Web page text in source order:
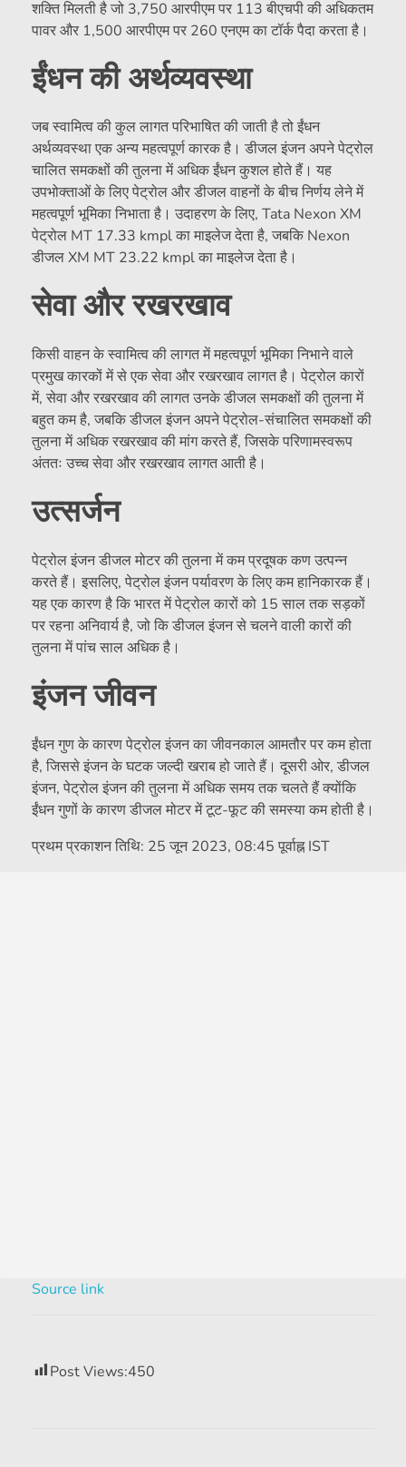
शक्ति मिलती है जो 3,750 आरपीएम पर 113 बीएचपी की अधिकतम
पावर और 1,500 आरपीएम पर 260 एनएम का टॉर्क पैदा करता है।
ईंधन की अर्थव्यवस्था
जब स्वामित्व की कुल लागत परिभाषित की जाती है तो ईंधन
अर्थव्यवस्था एक अन्य महत्वपूर्ण कारक है। डीजल इंजन अपने पेट्रोल
चालित समकक्षों की तुलना में अधिक ईंधन कुशल होते हैं। यह
उपभोक्ताओं के लिए पेट्रोल और डीजल वाहनों के बीच निर्णय लेने में
महत्वपूर्ण भूमिका निभाता है। उदाहरण के लिए, Tata Nexon XM
पेट्रोल MT 17.33 kmpl का माइलेज देता है, जबकि Nexon
डीजल XM MT 23.22 kmpl का माइलेज देता है।
सेवा और रखरखाव
किसी वाहन के स्वामित्व की लागत में महत्वपूर्ण भूमिका निभाने वाले
प्रमुख कारकों में से एक सेवा और रखरखाव लागत है। पेट्रोल कारों
में, सेवा और रखरखाव की लागत उनके डीजल समकक्षों की तुलना में
बहुत कम है, जबकि डीजल इंजन अपने पेट्रोल-संचालित समकक्षों की
तुलना में अधिक रखरखाव की मांग करते हैं, जिसके परिणामस्वरूप
अंततः उच्च सेवा और रखरखाव लागत आती है।
उत्सर्जन
पेट्रोल इंजन डीजल मोटर की तुलना में कम प्रदूषक कण उत्पन्न
करते हैं। इसलिए, पेट्रोल इंजन पर्यावरण के लिए कम हानिकारक हैं।
यह एक कारण है कि भारत में पेट्रोल कारों को 15 साल तक सड़कों
पर रहना अनिवार्य है, जो कि डीजल इंजन से चलने वाली कारों की
तुलना में पांच साल अधिक है।
इंजन जीवन
ईंधन गुण के कारण पेट्रोल इंजन का जीवनकाल आमतौर पर कम होता
है, जिससे इंजन के घटक जल्दी खराब हो जाते हैं। दूसरी ओर, डीजल
इंजन, पेट्रोल इंजन की तुलना में अधिक समय तक चलते हैं क्योंकि
ईंधन गुणों के कारण डीजल मोटर में टूट-फूट की समस्या कम होती है।
प्रथम प्रकाशन तिथि: 25 जून 2023, 08:45 पूर्वाह्न IST
Source link
Post Views:450